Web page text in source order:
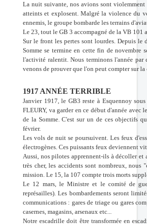
La nuit suivante, nos avions sont violemment
atteints et explosent. Malgré la violence du
ennemis, le groupe bombarde les terrains
Le 23, tout le GB 3 accompagné de la VB
Sur le front les pertes sont lourdes. Depuis
Somme se termine en cette fin de novembre
l'activité ralentit. Nous terminons l'année par
venons de prouver que l'on peut compter sur
1917 ANNÉE TERRIBLE
Janvier 1917, le GB3 reste à Esquennoy
FLEURY, va garder en ce début d'année
de la Somme. C'est sur un de ces objectifs
février.
Les vols de nuit se poursuivent. Les feux
électrogènes. Ces puissants feux deviennent
Aussi, nos pilotes apprennent-ils à décoller et
très cher, les accidents sont nombreux, nous
mission. Le 15, la 107 compte trois morts
Le 12 mars, le Ministre et le comité de
représailles). Les bombardements seront
communications : gares de triage ou gares
casernes, magasins, arsenaux etc...
Notre escadrille doit être transformée en